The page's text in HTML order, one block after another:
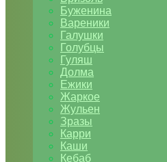
Буженина
Вареники
Галушки
Голубцы
Гуляш
Долма
Ежики
Жаркое
Жульен
Зразы
Карри
Каши
Кебаб